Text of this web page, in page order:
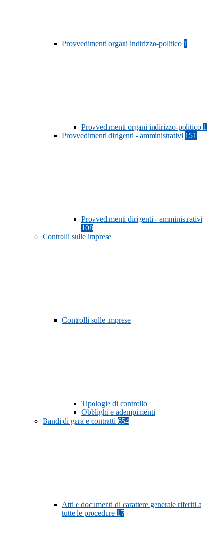
Provvedimenti organi indirizzo-politico 1
Provvedimenti organi indirizzo-politico 1
Provvedimenti dirigenti - amministrativi 151
Provvedimenti dirigenti - amministrativi
108
Controlli sulle imprese
Controlli sulle imprese
Tipologie di controllo
Obblighi e adempimenti
Bandi di gara e contratti 654
Atti e documenti di carattere generale riferiti a
tutte le procedure 17